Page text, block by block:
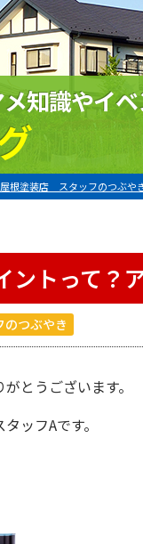
知識やイ
根塗装店 スタッフのつぶや
ントって？
つぶやき
とうございます。
タッフAです。